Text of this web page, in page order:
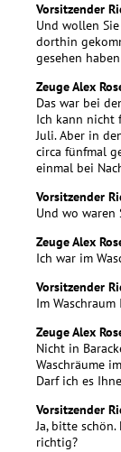
Vorsitzender
Und wollen
dorthin
gesehen
Zeuge Alex
Das war bei
Ich kann nicht
Juli. Aber in
circa fünfmal
einmal bei
Vorsitzender
Und wo waren
Zeuge Alex
Ich war im
Vorsitzender
Im
Zeuge Alex
Nicht in
Waschräume
Darf ich es
Vorsitzender
Ja, bitte schön.
richtig?